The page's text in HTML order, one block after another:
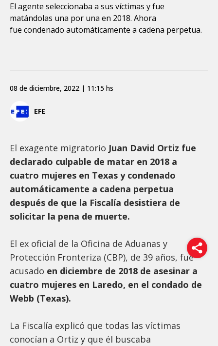
El agente seleccionaba a sus víctimas y fue
matándolas una por una en 2018. Ahora
fue condenado automáticamente a cadena perpetua.
EFE
08 de diciembre, 2022 | 11:15 hs
El exagente migratorio Juan David Ortiz fue
declarado culpable de matar en 2018 a
cuatro mujeres en Texas y condenado
automáticamente a cadena perpetua
después de que la Fiscalía desistiera de
solicitar la pena de muerte.
El ex oficial de la Oficina de Aduanas y
Protección Fronteriza (CBP), de 39 años, fue
acusado en diciembre de 2018 de asesinar a
cuatro mujeres en Laredo, en el condado de
Webb (Texas).
La Fiscalía explicó que todas las víctimas
conocían a Ortiz y que él buscaba